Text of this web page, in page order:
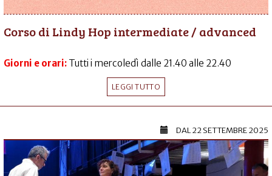
Corso di Lindy Hop intermediate / advanced
Giorni e orari: Tutti i mercoledì dalle 21.40 alle 22.40
LEGGI TUTTO
DAL22 SETTEMBRE 2025